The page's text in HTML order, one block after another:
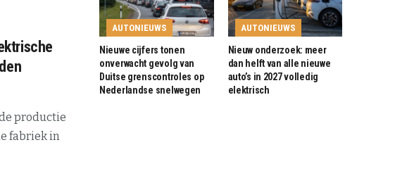
productie
fabriek in
AUTONIEUWS
Nieuwe cijfers tonen
onverwacht gevolg van
Duitse grenscontroles op
Nederlandse snelwegen
AUTONIEUWS
Nieuw onderzoek: meer
dan helft van alle nieuwe
auto’s in 2027 volledig
elektrisch